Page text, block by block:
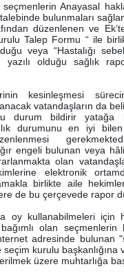
seçmenlerin Anayasal
bulunmaları
düzenlenen ve
Talep Formu “ ile
veya “Hastalığı
yazılı olduğu sağlık
kesinleşmesi
vatandaşların da
durum bildirir yatağa
durumunu en iyi
engeli bulunan veya
olan
elektronik
birlikte aile
de bu çerçevede rapor
oy kullanabilmeleri için
olan seçmenlerin
adresinde bulunan
kurulu başkanlığına
üzere muhtarlığa